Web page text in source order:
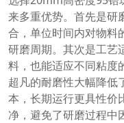
来多重优势。首先是研
合，单位时间内对物料
研磨周期。其次是工艺
料，也能适应不同粘度
超凡的耐磨性大幅降低
本，长期运行更具性价
净，避免了研磨过程中